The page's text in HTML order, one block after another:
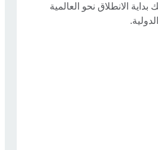
الانطلاق نحو العالمية